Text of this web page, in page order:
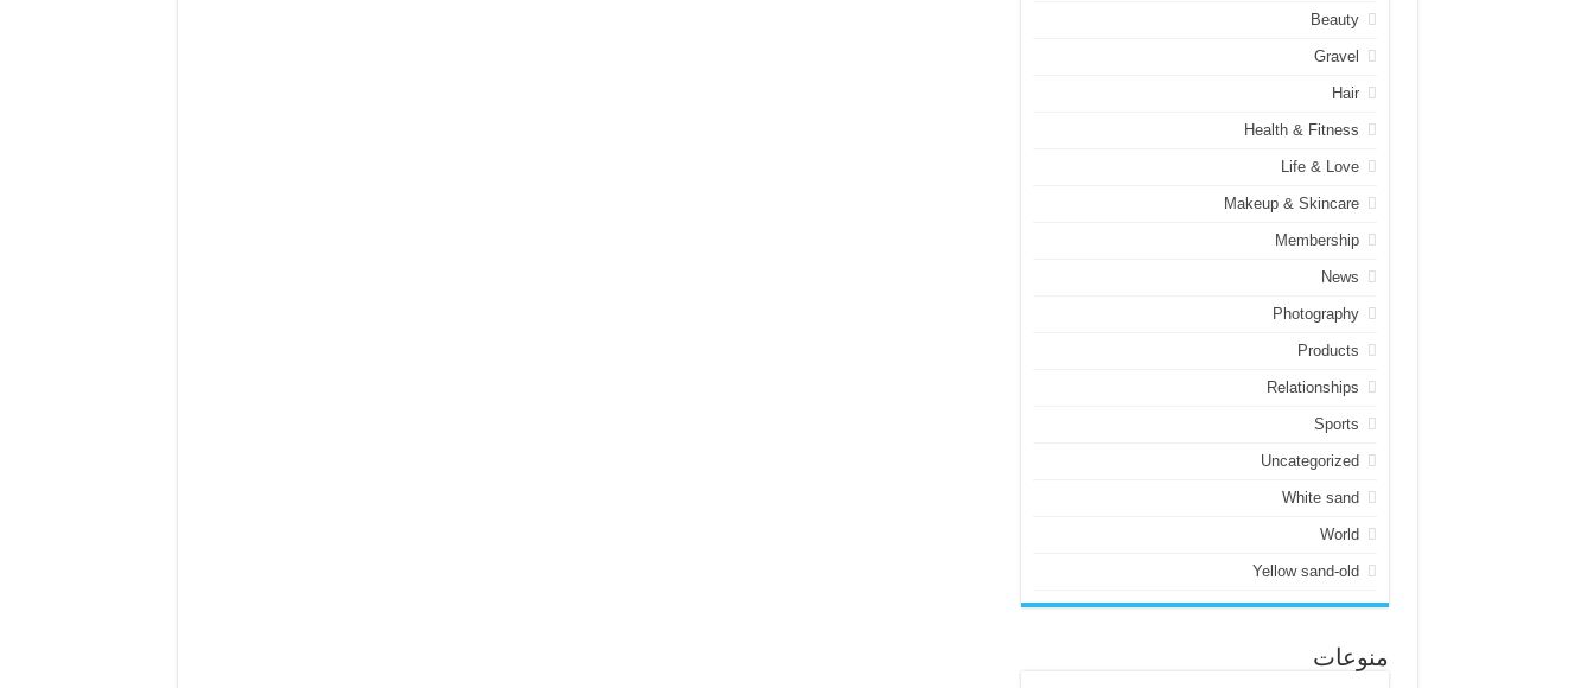
Beauty
Gravel
Hair
Health & Fitness
Life & Love
Makeup & Skincare
Membership
News
Photography
Products
Relationships
Sports
Uncategorized
White sand
World
Yellow sand-old
منوعات